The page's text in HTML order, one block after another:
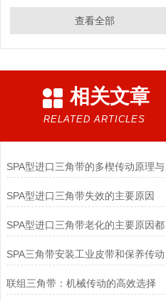
查看全部
相关文章
RELATED ARTICLES
SPA型进口三
SPA型进口三角带失效的主要原因
SPA型进口
联组三角带：机械传动的高效选择